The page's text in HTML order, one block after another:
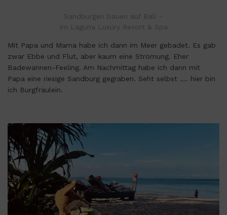
Sandburgen bauen auf Bali –
im Laguna Luxury Resort & Spa
Mit Papa und Mama habe ich dann im Meer gebadet. Es gab
zwar Ebbe und Flut, aber kaum eine Strömung. Eher
Badewannen-Feeling. Am Nachmittag habe ich dann mit
Papa eine riesige Sandburg gegraben. Seht selbst …. hier bin
ich Burgfräulein.